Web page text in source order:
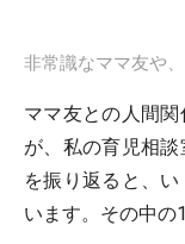
非常識なママ友や
ママ友との人間
が、私の育児相
を振り返ると、
います。その中の